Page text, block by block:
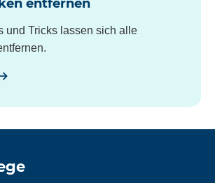
entfernen
und Tricks lassen sich alle